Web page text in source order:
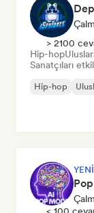
> 2100
Hip-hop
Sanatçıları
Hip-hop
YENI